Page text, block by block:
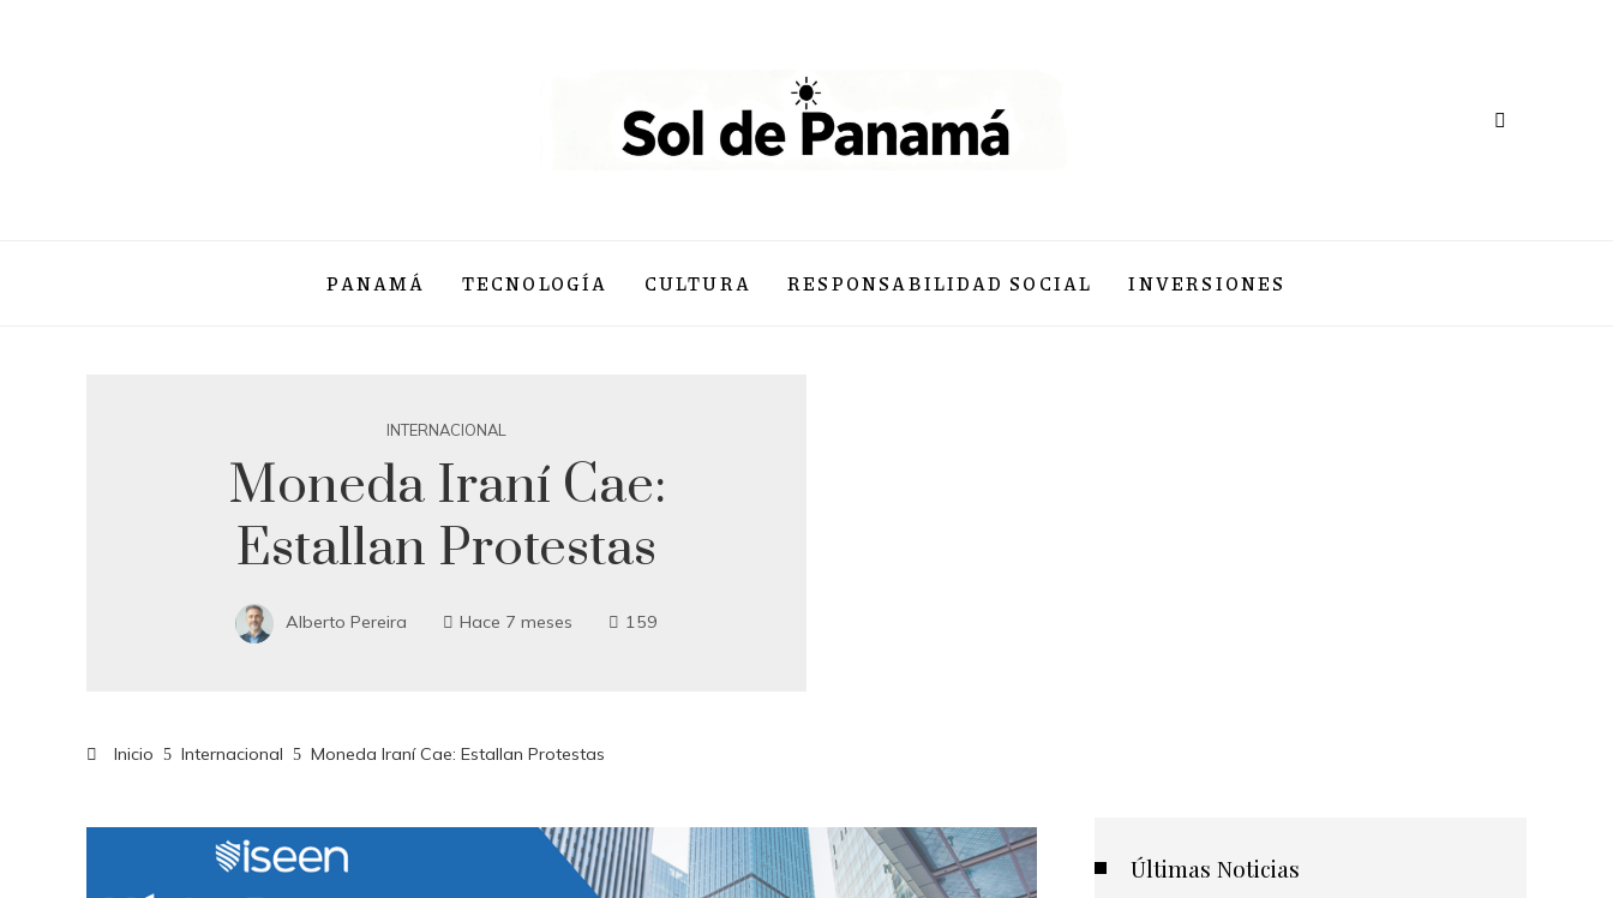
PANAMÁ TECNOLOGÍA CULTURA RESPONSABILIDAD SOCIAL INVERSIONES
INTERNACIONAL
Moneda Iraní Cae:
Estallan Protestas
Alberto Pereira Hace 7 meses 159
Inicio Internacional Moneda Iraní Cae: Estallan Protestas
Últimas Noticias